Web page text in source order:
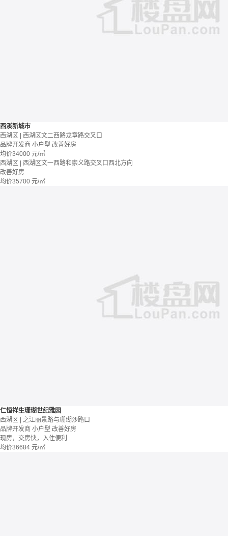
西溪新城市
西湖区 | 西湖区文二西路龙章路交叉口
品牌开发商 小户型 改善好房
均价34000 元/㎡
西湖区 | 西湖区文一西路和崇义路交叉口西北方向
改善好房
均价35700 元/㎡
仁恒祥生珊瑚世纪雅园
西湖区 | 之江丽景路与珊瑚沙路口
品牌开发商 小户型 改善好房
现房，交房快，入住便利
均价36684 元/㎡